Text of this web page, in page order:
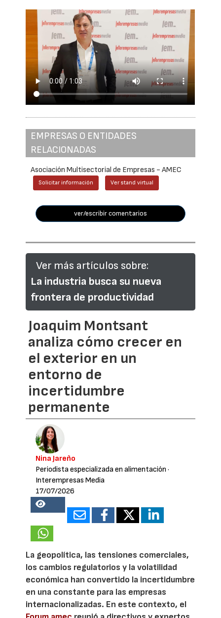
EMPRESAS O ENTIDADES
RELACIONADAS
Asociación Multisectorial de Empresas - AMEC
Solicitar información Ver stand virtual
ver/escribir comentarios
Ver más artículos sobre:
La industria busca su nueva
frontera de productividad
Joaquim Montsant
analiza cómo crecer en
el exterior en un
entorno de
incertidumbre
permanente
Nina Jareño
Periodista especializada en alimentación ·
Interempresas Media
17/07/2026
25488
La geopolítica, las tensiones comerciales,
los cambios regulatorios y la volatilidad
económica han convertido la incertidumbre
en una constante para las empresas
internacionalizadas. En este contexto, el